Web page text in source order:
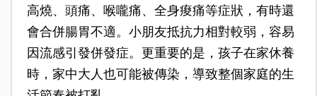
高燒、頭痛、喉嚨痛、全身痠痛等症狀，有時還
會合併腸胃不適。小朋友抵抗力相對較弱，容易
因流感引發併發症。更重要的是，孩子在家休養
時，家中大人也可能被傳染，導致整個家庭的生